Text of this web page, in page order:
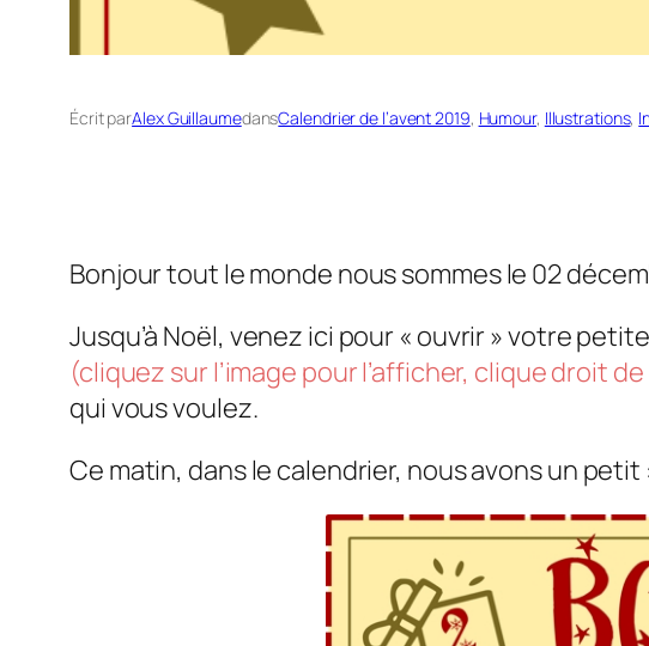
Écrit parAlex GuillaumedansCalendrier de l’avent 2019, Humour, Illustrations,
Bonjour tout le monde nous sommes le 02
Jusqu’à Noël, venez ici pour « ouvrir » votre
(cliquez sur l’image pour l’afficher, clique droit
qui vous voulez.
Ce matin, dans le calendrier, nous avons un petit :